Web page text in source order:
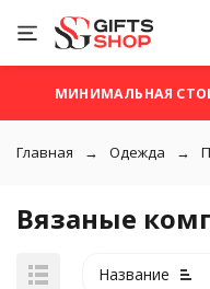
МИНИМАЛЬНАЯ
Главная Одежда
Вязаные
Название